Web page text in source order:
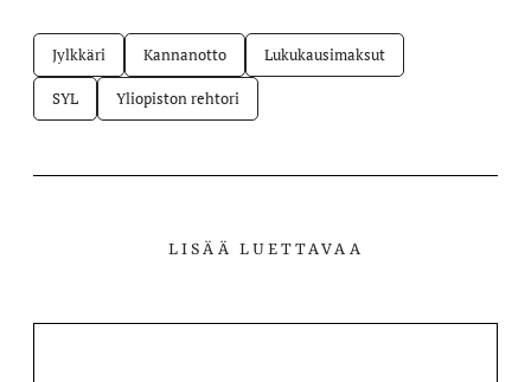
Jylkkäri Kannanotto Lukukausimaksut
SYL Yliopiston rehtori
LISÄÄ LUETTAVAA